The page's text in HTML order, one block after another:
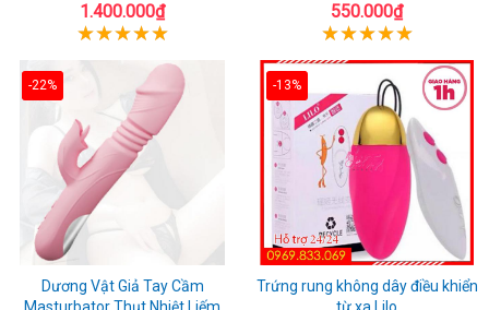
1.400.000₫
7 chế độ
550.000₫
-22%
Dương Vật Giả Tay Cầm
Masturbator Thụt Nhiệt Liếm
-13%
Trứng rung không dây điều khiển
từ xa Lilo